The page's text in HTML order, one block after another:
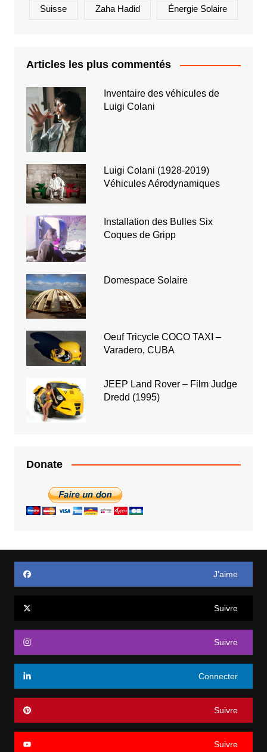
Suisse Zaha Hadid Énergie Solaire
Articles les plus commentés
Inventaire des véhicules de
Luigi Colani
Luigi Colani (1928-2019)
Véhicules Aérodynamiques
Installation des Bulles Six
Coques de Gripp
Domespace Solaire
Oeuf Tricycle COCO TAXI –
Varadero, CUBA
JEEP Land Rover – Film Judge
Dredd (1995)
Donate
J’aime
Suivre
Suivre
Connecter
Suivre
Suivre